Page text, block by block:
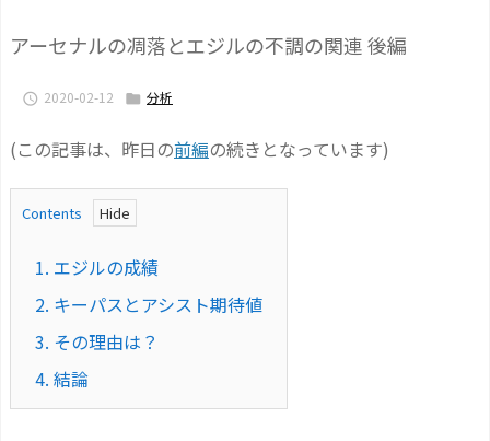
アーセナルの凋落とエジルの不調の関連 後編
 2020-02-12  分析
(この記事は、昨日の前編の続きとなっています)
Contents
1. エジルの成績
2. キーパスとアシスト期待値
3. その理由は？
4. 結論